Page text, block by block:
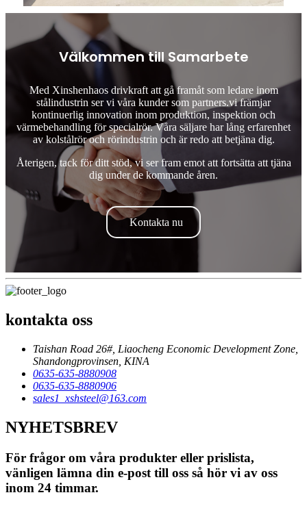
Välkommen till Samarbete
Med Xinshenhaos drivkraft att gå framåt som ledare inom
stålindustrin ser vi våra kunder som partners.vi främjar
kontinuerlig innovation inom produktion, inspektion och
värmebehandling för specialrör. Våra säljare har lång erfarenhet
av kolstålrör och rörindustrin och är redo att betjäna dig.
Återigen, tack för ditt stöd, vi ser fram emot att fortsätta att tjäna
dig under de kommande åren.
Kontakta nu
kontakta oss
Taishan Road 26#, Liaocheng Economic Development Zone,
Shandongprovinsen, KINA
0635-635-8880908
0635-635-8880906
sales1_xshsteel@163.com
NYHETSBREV
För frågor om våra produkter eller prislista,
vänligen lämna din e-post till oss så hör vi av oss
inom 24 timmar.